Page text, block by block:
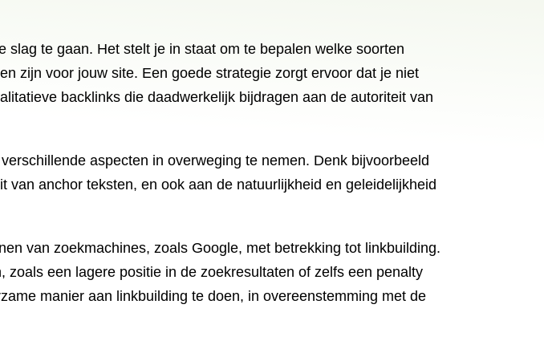
slag te gaan. Het stelt je in staat om te bepalen welke soorten
zijn voor jouw site. Een goede strategie zorgt ervoor dat je niet
backlinks die daadwerkelijk bijdragen aan de autoriteit van
aspecten in overweging te nemen. Denk bijvoorbeeld
anchor teksten, en ook aan de natuurlijkheid en geleidelijkheid
van zoekmachines, zoals Google, met betrekking tot linkbuilding.
een lagere positie in de zoekresultaten of zelfs een penalty
manier aan linkbuilding te doen, in overeenstemming met de